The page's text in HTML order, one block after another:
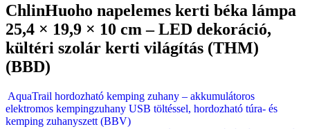
ChlinHuoho napelemes kerti béka lámpa
25,4 × 19,9 × 10 cm – LED dekoráció,
kültéri szolár kerti világítás (THM)
(BBD)
AquaTrail hordozható kemping zuhany – akkumulátoros
elektromos kempingzuhany USB töltéssel, hordozható túra- és
kemping zuhanyszett (BBV)